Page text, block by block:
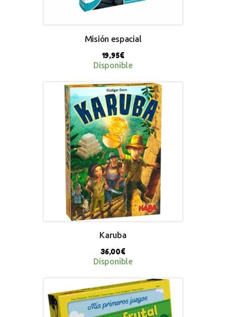
BUY NOW
Misión espacial
19,95€
Disponible
BUY NOW
Karuba
36,00€
Disponible